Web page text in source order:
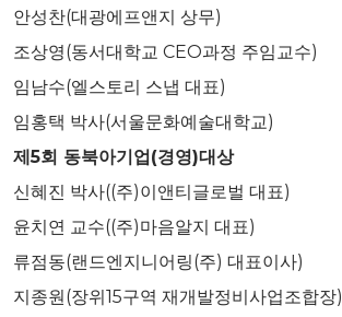
안성찬(대광에프앤지 상무)
조상영(동서대학교 CEO과정 주임교수)
임남수(엘스토리 스냅 대표)
임홍택 박사(서울문화예술대학교)
제5회 동북아기업(경영)대상
신혜진 박사((주)이앤티글로벌 대표)
윤치연 교수((주)마음알지 대표)
류점동(랜드엔지니어링(주) 대표이사)
지종원(장위15구역 재개발정비사업조합장)